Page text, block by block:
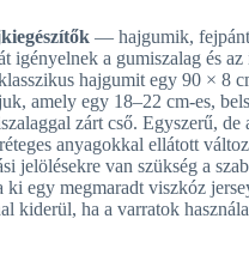
— hajgumik,
igényelnek a gumiszalag és az
hajgumit egy 90 × 8
amely egy 18–22 cm-es,
zárt cső. Egyszerű, de
anyagokkal ellátott
jelölésekre van szükség a
ki egy megmaradt viszkóz
kiderül, ha a varratok